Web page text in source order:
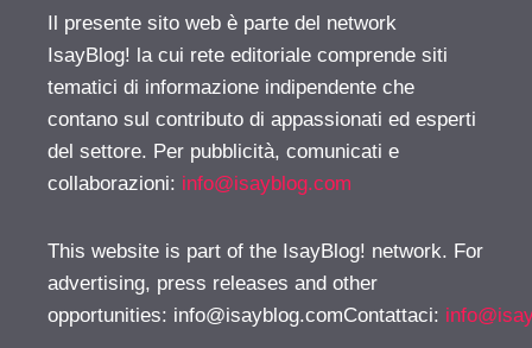
Il presente sito web è parte del network
IsayBlog! la cui rete editoriale comprende siti
tematici di informazione indipendente che
contano sul contributo di appassionati ed esperti
del settore. Per pubblicità, comunicati e
collaborazioni: info@isayblog.com
This website is part of the IsayBlog! network. For
advertising, press releases and other
opportunities: info@isayblog.comContattaci: